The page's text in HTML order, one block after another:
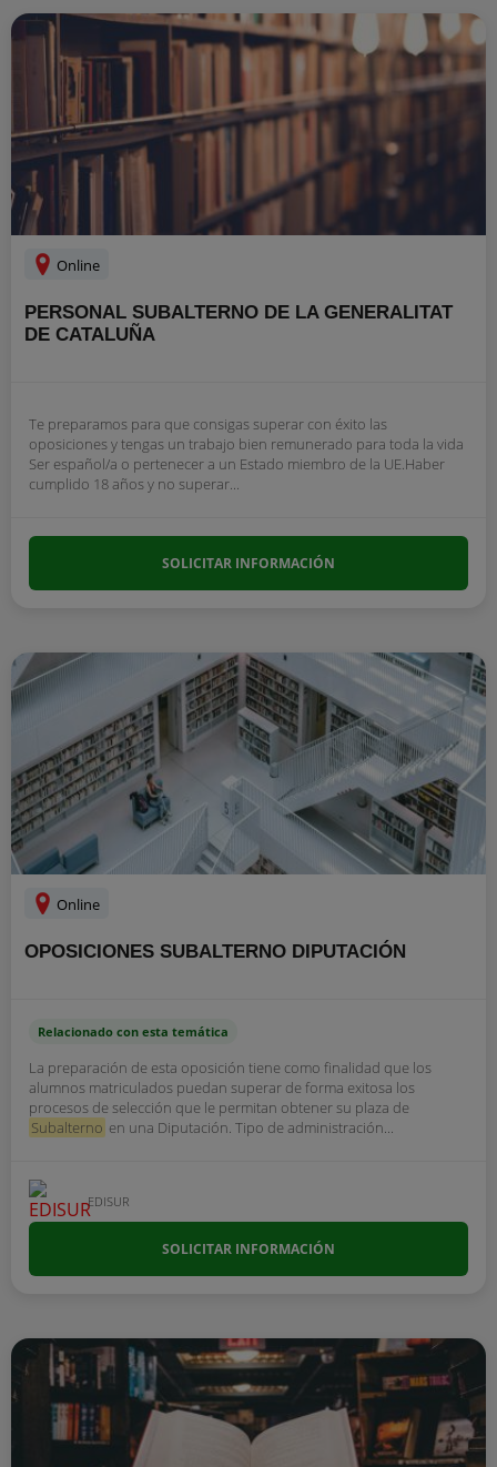
Online
PERSONAL SUBALTERNO DE LA GENERALITAT
DE CATALUÑA
Te preparamos para que consigas superar con éxito las
oposiciones y tengas un trabajo bien remunerado para toda la vida
Ser español/a o pertenecer a un Estado miembro de la UE.Haber
cumplido 18 años y no superar...
SOLICITAR INFORMACIÓN
Online
OPOSICIONES SUBALTERNO DIPUTACIÓN
Relacionado con esta temática
La preparación de esta oposición tiene como finalidad que los
alumnos matriculados puedan superar de forma exitosa los
procesos de selección que le permitan obtener su plaza de
Subalterno en una Diputación. Tipo de administración...
EDISUR
SOLICITAR INFORMACIÓN